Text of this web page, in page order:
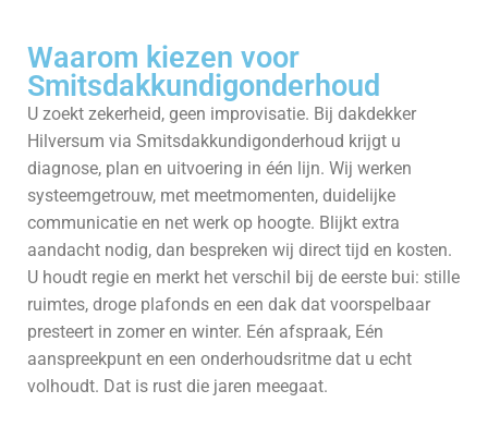
Waarom kiezen voor
Smitsdakkundigonderhoud
U zoekt zekerheid, geen improvisatie. Bij dakdekker
Hilversum via Smitsdakkundigonderhoud krijgt u
diagnose, plan en uitvoering in één lijn. Wij werken
systeemgetrouw, met meetmomenten, duidelijke
communicatie en net werk op hoogte. Blijkt extra
aandacht nodig, dan bespreken wij direct tijd en kosten.
U houdt regie en merkt het verschil bij de eerste bui: stille
ruimtes, droge plafonds en een dak dat voorspelbaar
presteert in zomer en winter. Eén afspraak, Eén
aanspreekpunt en een onderhoudsritme dat u echt
volhoudt. Dat is rust die jaren meegaat.